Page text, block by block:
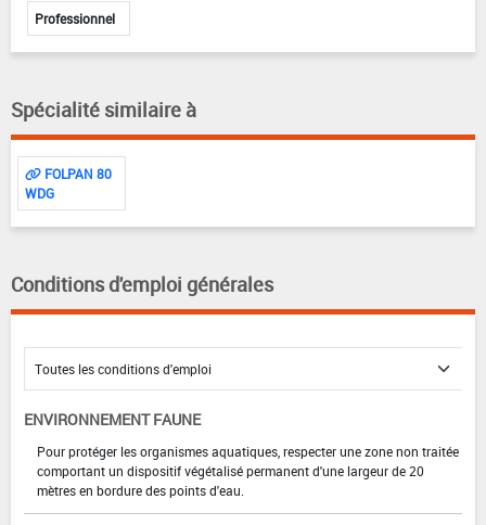
Professionnel
Spécialité similaire à
FOLPAN 80
WDG
Conditions d'emploi générales
ENVIRONNEMENT FAUNE
Pour protéger les organismes aquatiques, respecter une zone non traitée
comportant un dispositif végétalisé permanent d'une largeur de 20
mètres en bordure des points d'eau.